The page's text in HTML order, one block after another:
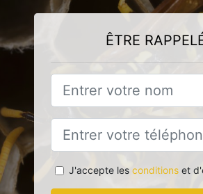
ÊTRE
J'accepte les conditionset